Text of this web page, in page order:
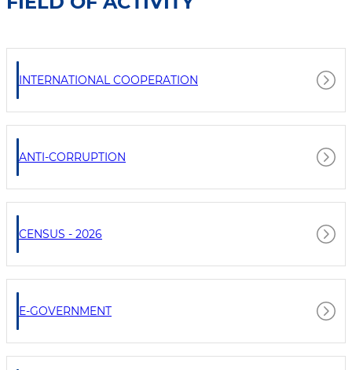
INTERNATIONAL COOPERATION
ANTI-CORRUPTION
CENSUS - 2026
E-GOVERNMENT